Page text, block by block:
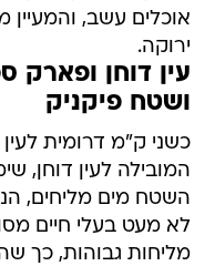
אוכלים עשב,
ירוקה.
עין דוחן ופארק
ושטח פיקניק
כשני ק"מ דרומית
המובילה לעין דוחן,
השטח מים מליחים,
לא מעט בעלי חיים
מליחות גבוהות, כך